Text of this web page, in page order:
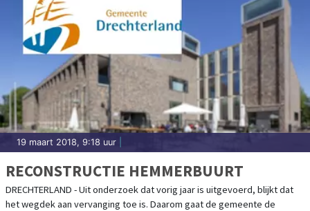
19 maart 2018, 9:18 uur
RECONSTRUCTIE HEMMERBUURT
DRECHTERLAND - Uit onderzoek dat vorig jaar is uitgevoerd, blijkt dat
het wegdek aan vervanging toe is. Daarom gaat de gemeente de